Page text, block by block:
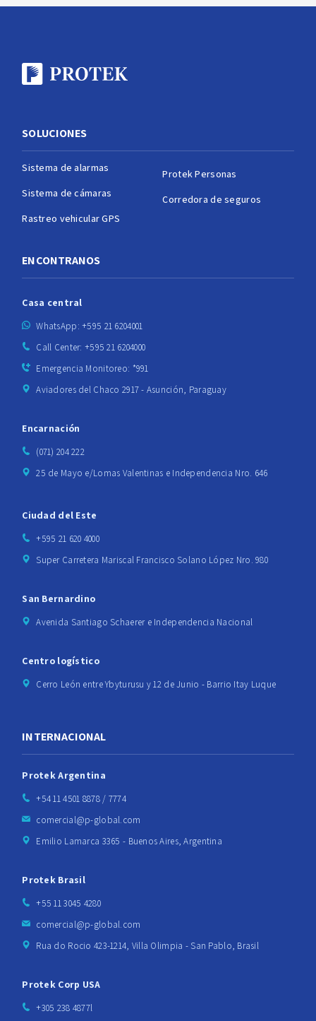
SOLUCIONES
Sistema de alarmas
Sistema de cámaras
Rastreo vehicular GPS
Protek Personas
Corredora de seguros
ENCONTRANOS
Casa central
WhatsApp: +595 21 6204001
Call Center: +595 21 6204000
Emergencia Monitoreo: *991
Aviadores del Chaco 2917 - Asunción, Paraguay
Encarnación
(071) 204 222
25 de Mayo e/Lomas Valentinas e Independencia Nro. 646
Ciudad del Este
+595 21 620 4000
Super Carretera Mariscal Francisco Solano López Nro. 980
San Bernardino
Avenida Santiago Schaerer e Independencia Nacional
Centro logístico
Cerro León entre Ybyturusu y 12 de Junio - Barrio Itay Luque
INTERNACIONAL
Protek Argentina
+54 11 4501 8878 / 7774
comercial@p-global.com
Emilio Lamarca 3365 - Buenos Aires, Argentina
Protek Brasil
+55 11 3045 4280
comercial@p-global.com
Rua do Rocio 423-1214, Villa Olimpia - San Pablo, Brasil
Protek Corp USA
+305 238 4877l